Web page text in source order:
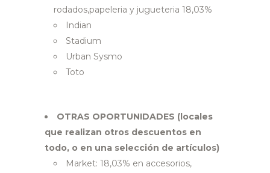
rodados,papeleria y jugueteria 18,03%
Indian
Stadium
Urban Sysmo
Toto
OTRAS OPORTUNIDADES (locales
que realizan otros descuentos en
todo, o en una selección de artículos)
Market: 18,03% en accesorios,